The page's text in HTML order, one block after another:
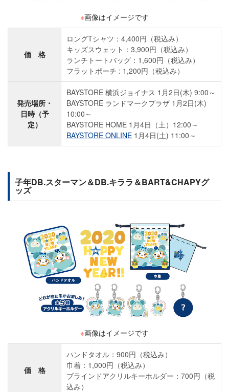
※画像はイメージです
価 格
ロングTシャツ：4,400円（税込み）
キッズスウェット：3,900円（税込み）
ランチトートバッグ：1,600円（税込み）
フラットポーチ : 1,200円（税込み）
発売場所・
日時（予
定）
BAYSTORE 横浜ジョイナス 1月2日(木) 9:00～
BAYSTORE ランドマークプラザ 1月2日(木)
10:00～
BAYSTORE HOME 1月4日（土）12:00～
BAYSTORE ONLINE 1月4日(土) 11:00～
子年DB.スターマン＆DB.キララ＆BART&CHAPYグ
ッズ
※画像はイメージです
価 格
ハンドタオル：900円（税込み）
巾着：1,000円（税込み）
ブラインドアクリルキーホルダー：700円（税
込み）